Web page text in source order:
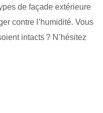
de façade extérieure
contre l’humidité. Vous
intacts ? N’hésitez